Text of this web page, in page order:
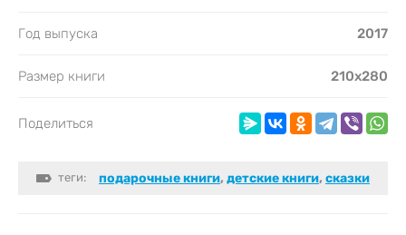
Год выпуска 2017
Размер книги 210х280
Поделиться
теги: подарочные книги, детские книги, сказки